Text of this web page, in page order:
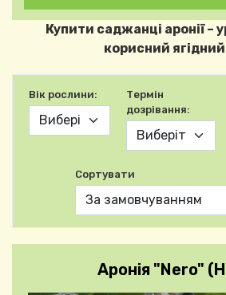
Купити саджанці аронії –
корисний
Вік рослини:
Термін
дозрівання:
Сортувати
Аронія "Nero"